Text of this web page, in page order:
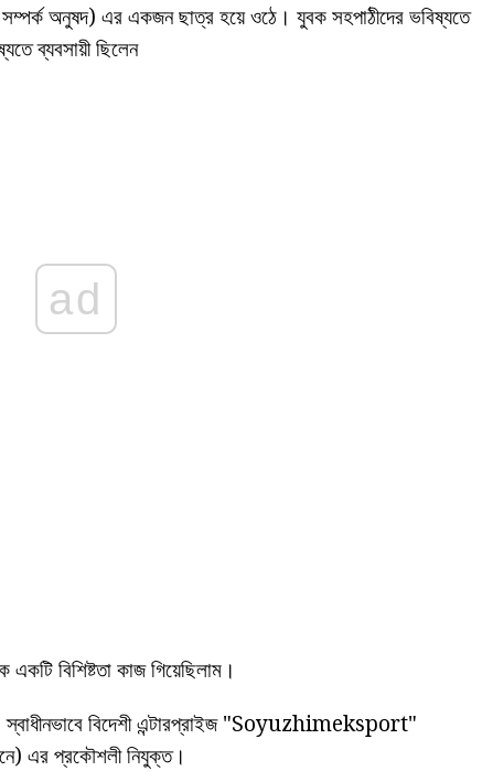
সম্পর্ক অনুষদ) এর একজন ছাত্র হয়ে ওঠে। যুবক সহপাঠীদের ভবিষ্যতে
ব্যবসায়ী ছিলেন
ad
একটি বিশিষ্টতা কাজ গিয়েছিলাম।
বিদেশী এন্টারপ্রাইজ "Soyuzhimeksport"
এর প্রকৌশলী নিযুক্ত।